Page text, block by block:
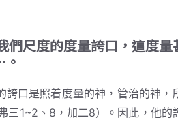
尺度的度量誇口，這度量
口是照着度量的神，管治的神，
三1~2、8，加二8）。因此，他的